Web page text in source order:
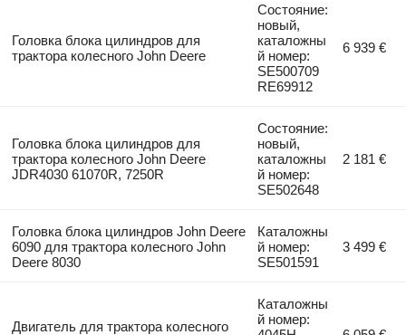
Головка блока цилиндров для
трактора колесного John Deere
Состояние:
новый,
каталожны
й номер:
SE500709
RE69912
6 939 €
Головка блока цилиндров для
трактора колесного John Deere
JDR4030 61070R, 7250R
Состояние:
новый,
каталожны
й номер:
SE502648
2 181 €
Головка блока цилиндров John Deere
6090 для трактора колесного John
Deere 8030
Каталожны
й номер:
SE501591
3 499 €
Двигатель для трактора колесного
Каталожны
й номер: